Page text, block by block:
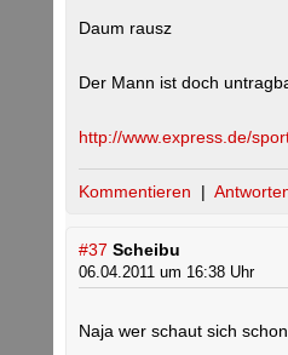
Daum rausz
Der Mann ist doch
http://www.express.de/
Kommentieren |
#37 Scheibu
06.04.2011 um 16:38 Uhr
Naja wer schaut sich